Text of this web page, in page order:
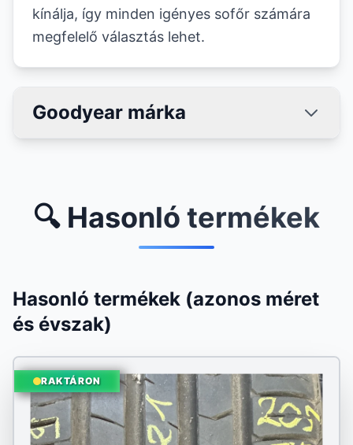
kínálja, így minden igényes sofőr számára
megfelelő választás lehet.
Goodyear márka
🔍 Hasonló termékek
Hasonló termékek (azonos méret
és évszak)
RAKTÁRON